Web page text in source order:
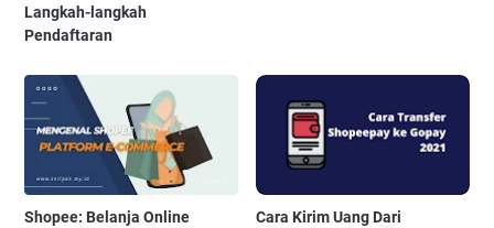
Langkah-langkah
Pendaftaran
Shopee: Belanja Online
Cara Kirim Uang Dari